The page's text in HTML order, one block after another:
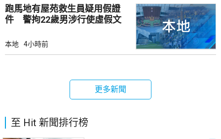
跑馬地有屋苑救生員疑用假證
件 警拘22歲男涉行使虛假文
本地 4小時前
更多新聞
至 Hit 新聞排行榜